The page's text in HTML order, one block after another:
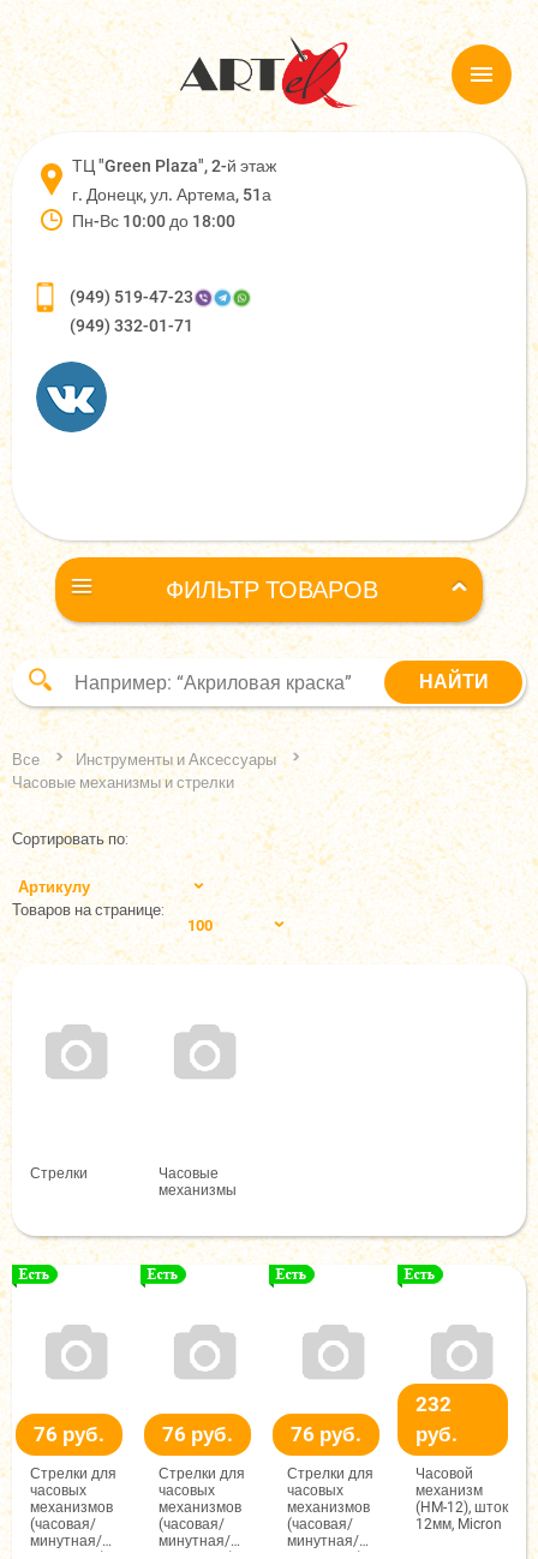
ТЦ "Green Plaza", 2-й этаж
г. Донецк, ул. Артема, 51а
Пн-Вс 10:00 до 18:00
(949) 519-47-23
(949) 332-01-71
ФИЛЬТР ТОВАРОВ
Все
Инструменты и Аксессуары
Часовые механизмы и стрелки
Сортировать по:
Артикулу
Товаров на странице:
100
Стрелки
Часовые
механизмы
76 руб.
Стрелки для
часовых
механизмов
(часовая/
минутная/
76 руб.
Стрелки для
часовых
механизмов
(часовая/
минутная/
76 руб.
Стрелки для
часовых
механизмов
(часовая/
минутная/
232
руб.
Часовой
механизм
(HM-12), шток
12мм, Micron